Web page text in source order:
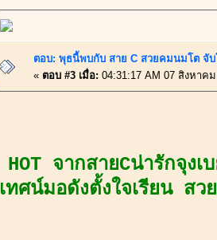
ตอบ: พุธนี้พบกับ สาย C สวยคมนมโต จั
« ตอบ #3 เมื่อ: 04:31:17 AM 07 สิงหาค
HOT จากสายCน่ารักจุ
เทศน์มอดังตั้งใจเรียน สว